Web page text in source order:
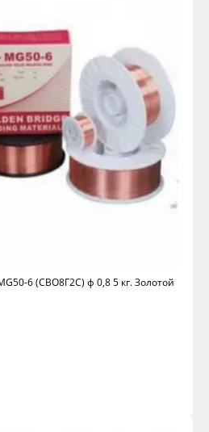
6 (СВО8Г2С) ф 0,8 5 кг. Золотой